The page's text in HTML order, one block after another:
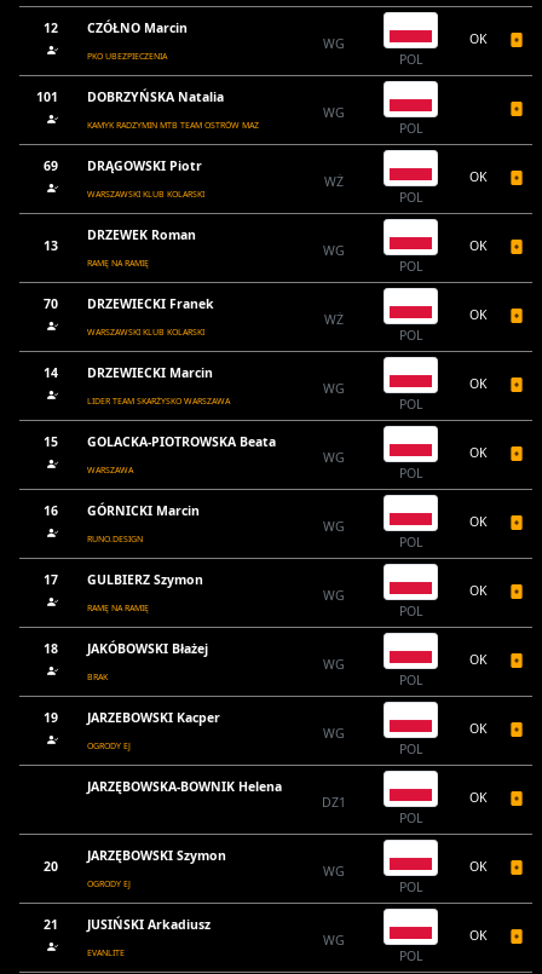
12 CZÓŁNO Marcin
PKO UBEZPIECZENIA
WG
POL
OK
101 DOBRZYŃSKA Natalia
KAMYK RADZYMIN MTB TEAM OSTRÓW MAZ
WG
POL
69 DRĄGOWSKI Piotr
WARSZAWSKI KLUB KOLARSKI
WŻ
POL
OK
13
DRZEWEK Roman
RAMĘ NA RAMIĘ
WG
POL
OK
70 DRZEWIECKI Franek
WARSZAWSKI KLUB KOLARSKI
WŻ
POL
OK
14 DRZEWIECKI Marcin
LIDER TEAM SKARŻYSKO WARSZAWA
WG
POL
OK
15 GOLACKA-PIOTROWSKA Beata
WARSZAWA
WG
POL
OK
16 GÓRNICKI Marcin
RUNO.DESIGN
WG
POL
OK
17 GULBIERZ Szymon
RAMĘ NA RAMIĘ
WG
POL
OK
18 JAKÓBOWSKI Błażej
BRAK
WG
POL
OK
19 JARZEBOWSKI Kacper
OGRODY EJ
WG
POL
OK
JARZĘBOWSKA-BOWNIK Helena
DZ1
POL
OK
20
JARZĘBOWSKI Szymon
OGRODY EJ
WG
POL
OK
21 JUSIŃSKI Arkadiusz
EVANLITE
WG
POL
OK